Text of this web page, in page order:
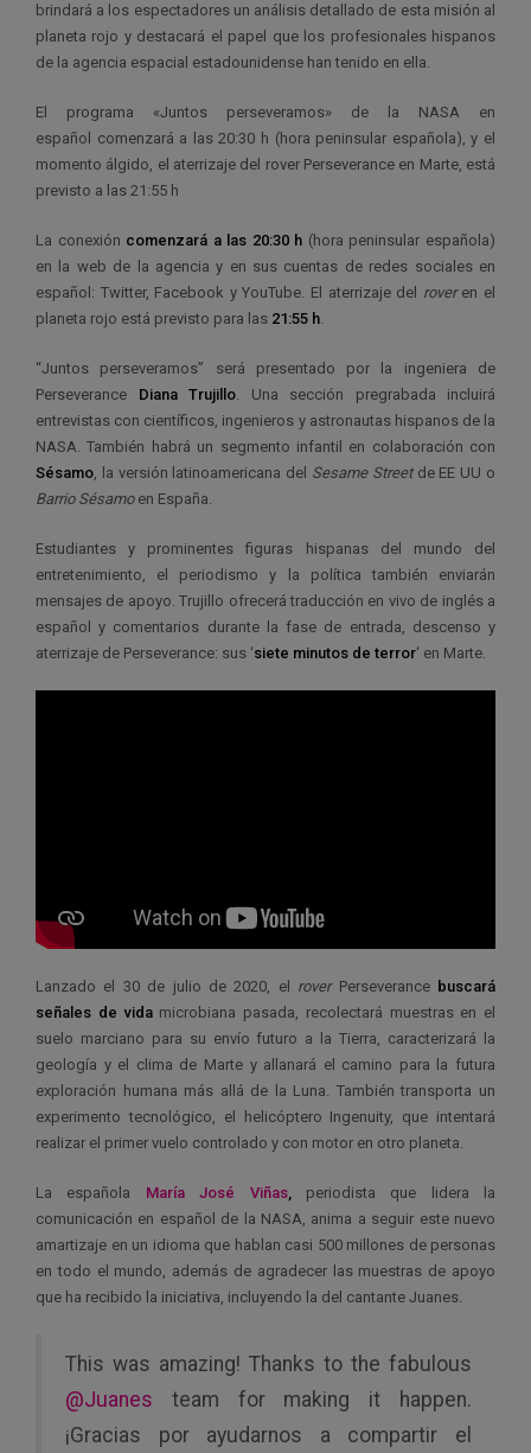
brindará a los espectadores un análisis detallado de esta misión al
planeta rojo y destacará el papel que los profesionales hispanos
de la agencia espacial estadounidense han tenido en ella.
El programa «Juntos perseveramos» de la NASA en
español comenzará a las 20:30 h (hora peninsular española), y el
momento álgido, el aterrizaje del rover Perseverance en Marte, está
previsto a las 21:55 h
La conexión comenzará a las 20:30 h (hora peninsular española)
en la web de la agencia y en sus cuentas de redes sociales en
español: Twitter, Facebook y YouTube. El aterrizaje del roveren el
planeta rojo está previsto para las 21:55 h.
“Juntos perseveramos” será presentado por la ingeniera de
Perseverance Diana Trujillo. Una sección pregrabada incluirá
entrevistas con científicos, ingenieros y astronautas hispanos de la
NASA. También habrá un segmento infantil en colaboración con
Sésamo, la versión latinoamericana del Sesame Street de EE UU o
Barrio Sésamoen España.
Estudiantes y prominentes figuras hispanas del mundo del
entretenimiento, el periodismo y la política también enviarán
mensajes de apoyo. Trujillo ofrecerá traducción en vivo de inglés a
español y comentarios durante la fase de entrada, descenso y
aterrizaje de Perseverance: sus ‘siete minutos de terror‘ en Marte.
Lanzado el 30 de julio de 2020, el roverPerseverance buscará
señales de vidamicrobiana pasada, recolectará muestras en el
suelo marciano para su envío futuro a la Tierra, caracterizará la
geología y el clima de Marte y allanará el camino para la futura
exploración humana más allá de la Luna. También transporta un
experimento tecnológico, el helicóptero Ingenuity, que intentará
realizar el primer vuelo controlado y con motor en otro planeta.
La española María José Viñas,
periodista que lidera la
comunicación en español de la NASA, anima a seguir este nuevo
amartizaje en un idioma que hablan casi 500 millones de personas
en todo el mundo, además de agradecer las muestras de apoyo
que ha recibido la iniciativa, incluyendo la del cantante Juanes.
This was amazing! Thanks to the fabulous
@Juanes team for making it happen.
¡Gracias por ayudarnos a compartir el